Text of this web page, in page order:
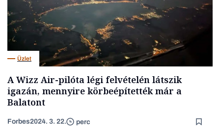
Üzlet
A Wizz Air-pilóta légi felvételén látszik
igazán, mennyire körbeépítették már a
Balatont
Forbes2024. 3. 22. perc